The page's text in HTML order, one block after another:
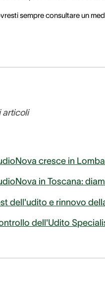
sempre consultare un
articoli
dell'Udito